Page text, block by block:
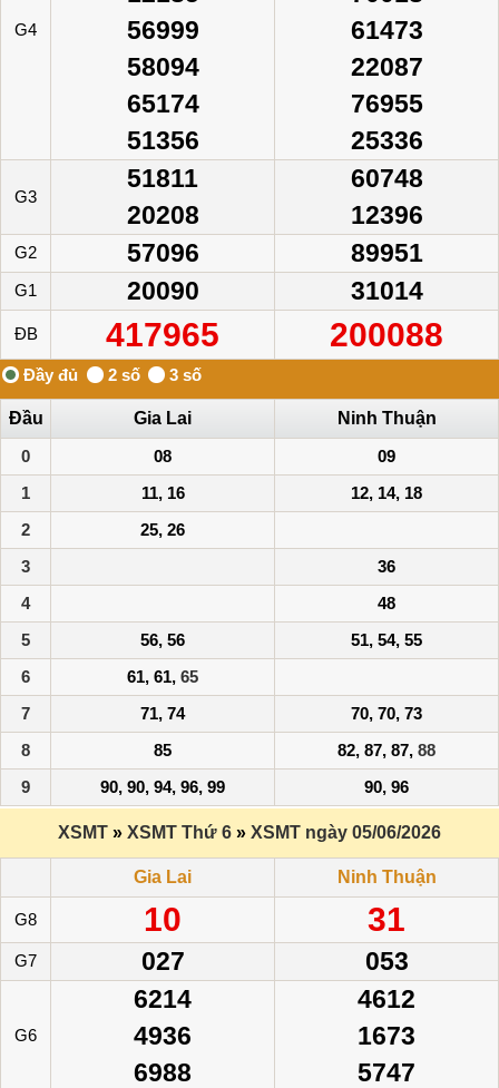
G4
56999
58094
65174
51356
61473
22087
76955
25336
G3
51811
20208
60748
12396
G2 57096 89951
G1 20090 31014
ĐB 417965 200088
Đầu Gia Lai
Ninh Thuận
0
08
09
1
11, 16
12, 14, 18
2
25, 26
3
36
4
48
5
56, 56
51, 54, 55
6
61, 61, 65
7
71, 74
70, 70, 73
8
85 82, 87, 87, 88
9
90, 90, 94, 96, 99 90, 96
XSMT » XSMT Thứ 6 » XSMT ngày 05/06/2026
Gia Lai Ninh Thuận
G8 10 31
G7 027 053
G6
6214
4936
6988
4612
1673
5747